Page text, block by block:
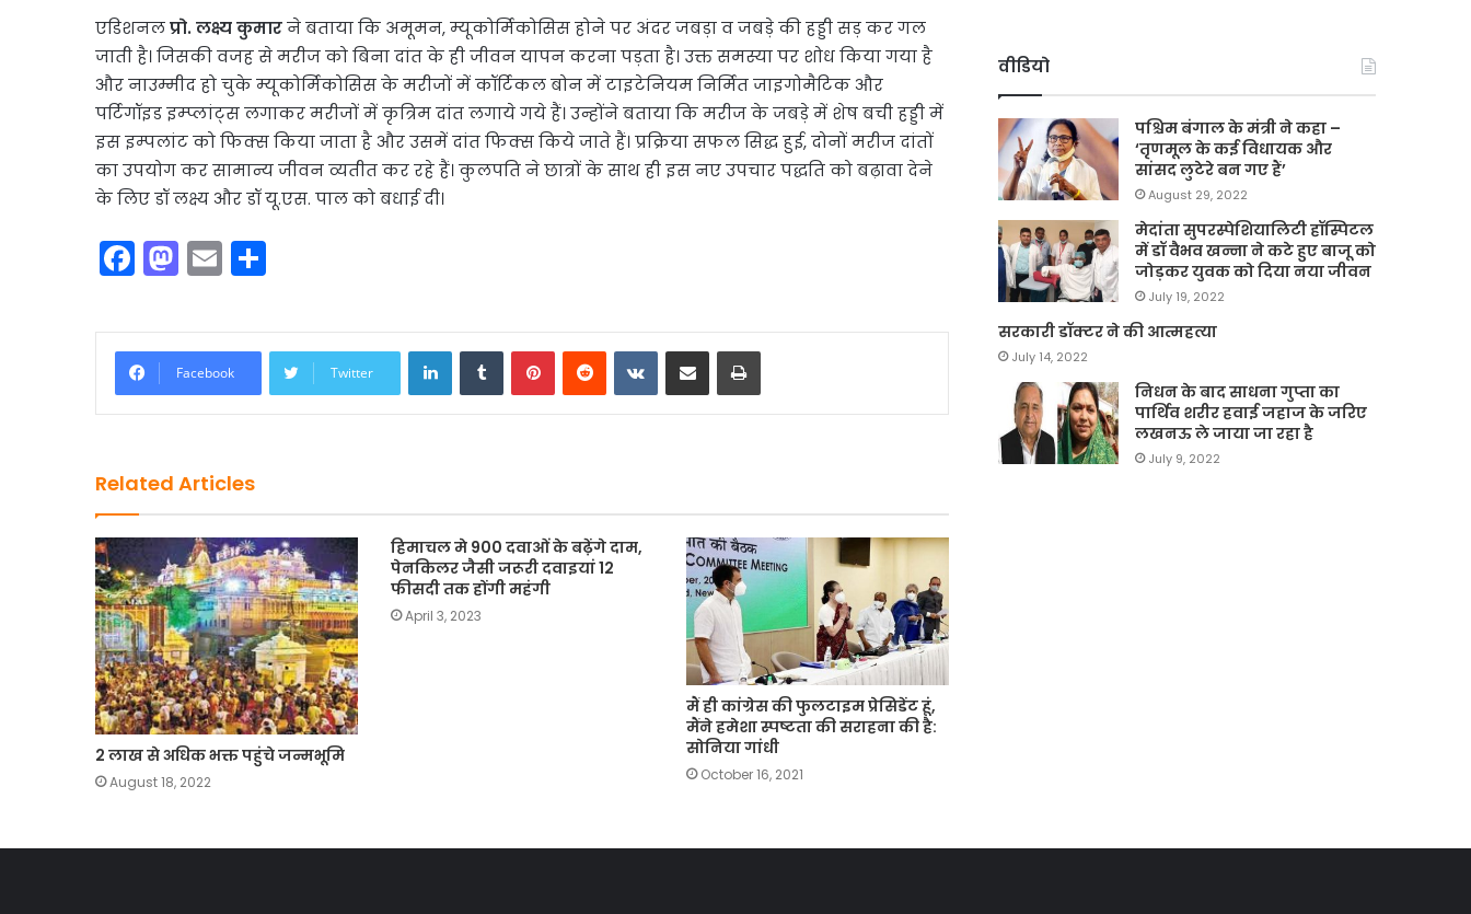
एडिशनलप्रो. लक्ष्य कुमारने बताया कि अमूमन, म्यूकोर्मिकोसिस होने पर अंदर जबड़ा व जबड़े की हड्डी सड़ कर गल
जाती है। जिसकी वजह से मरीज को बिना दांत के ही जीवन यापन करना पड़ता है। उक्त समस्या पर शोध किया गया है
और नाउम्मीद हो चुके म्यूकोर्मिकोसिस के मरीजों में कॉर्टिकल बोन में टाइटेनियम निर्मित जाइगोमैटिक और
पर्टिगॉइड इम्प्लांट्स लगाकर मरीजों में कृत्रिम दांत लगाये गये हैं। उन्होंने बताया कि मरीज के जबड़े में शेष बची हड्डी में
इस इम्पलांट को फिक्स किया जाता है और उसमें दांत फिक्स किये जाते हैं। प्रक्रिया सफल सिद्ध हुई, दोनों मरीज दांतों
का उपयोग कर सामान्य जीवन व्यतीत कर रहे हैं। कुलपति ने छात्रों के साथ ही इस नए उपचार पद्धति को बढ़ावा देने
के लिए डॉ लक्ष्य और डॉ यू.एस. पाल को बधाई दी।
F
a
c
e
b
o
k
M
a
st
o
d
n
E
m
ai
l
ar
e
Facebook Twitter
LinkedInTumblrPinterestReddit VKontakte
Share via Email Print
Related Articles
2 लाख से अधिक भक्त पहुंचे जन्मभूमि
August 18, 2022
हिमाचल मे 900 दवाओं के बढ़ेंगे दाम,
पेनकिलर जैसी जरूरी दवाइयां 12
फीसदी तक होंगी महंगी
April 3, 2023
मैं ही कांग्रेस की फुलटाइम प्रेसिडेंट हूं,
मैंने हमेशा स्पष्टता की सराहना की है:
सोनिया गांधी
October 16, 2021
वीडियो
पश्चिम बंगाल के मंत्री ने कहा –
‘तृणमूल के कई विधायक और
सांसद लुटेरे बन गए हैं’
August 29, 2022
मेदांता सुपरस्पेशियालिटी हॉस्पिटल
में डॉ वैभव खन्ना ने कटे हुए बाजू को
जोड़कर युवक को दिया नया जीवन
July 19, 2022
सरकारी डॉक्टर ने की आत्महत्या
July 14, 2022
निधन के बाद साधना गुप्ता का
पार्थिव शरीर हवाई जहाज के जरिए
लखनऊ ले जाया जा रहा है
July 9, 2022